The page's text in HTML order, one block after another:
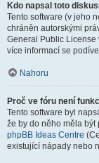
Kdo napsal toto
Tento software (v jeho
chráněn autorskými
General Public License
více informací se
Nahoru
Proč ve fóru není
Tento software byl
že by do něho měla být
phpBB Ideas Centre
existující nápady nebo